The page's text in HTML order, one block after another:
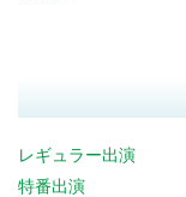
レギュラー出演
特番出演